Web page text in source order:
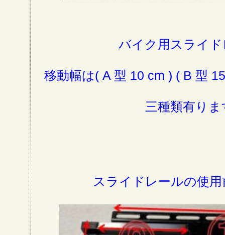
バイク用スライ
移動幅は( A 型 10 cm ) ( B 型
三種類有りま
スライドレールの使